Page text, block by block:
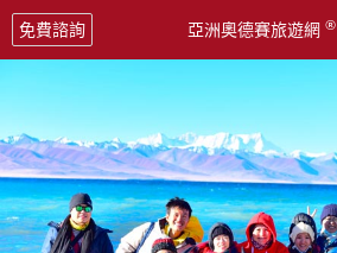
免費諮詢 亞洲奧德賽旅遊網 ®